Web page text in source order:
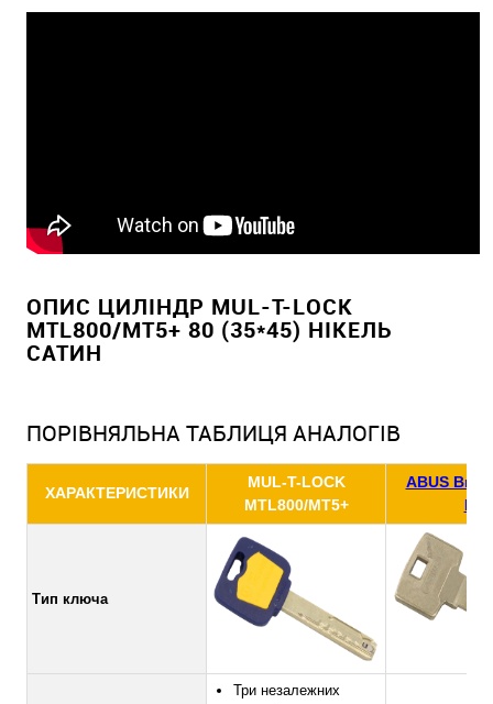
ОПИС ЦИЛІНДР MUL-T-LOCK
MTL800/MT5+ 80 (35*45) НІКЕЛЬ
САТИН
ПОРІВНЯЛЬНА ТАБЛИЦЯ АНАЛОГІВ
ХАРАКТЕРИСТИКИ
MUL-T-LOCK
MTL800/MT5+
ABUS
MX
Тип ключа
Три незалежних